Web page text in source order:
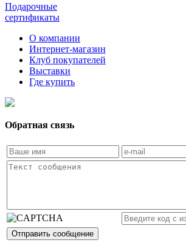
Подарочные
сертификаты
О компании
Интернет-магазин
Клуб покупателей
Выставки
Где купить
Обратная связь